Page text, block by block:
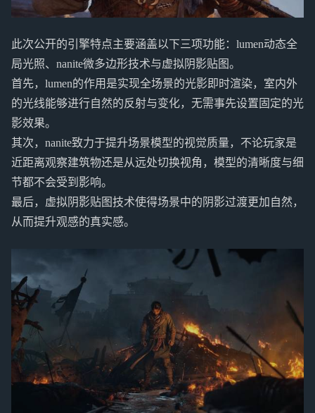
此次公开的引擎特点主要涵盖以下三项功能：lumen动态全
局光照、nanite微多边形技术与虚拟阴影贴图。
首先，lumen的作用是实现全场景的光影即时渲染，室内外
的光线能够进行自然的反射与变化，无需事先设置固定的光
影效果。
其次，nanite致力于提升场景模型的视觉质量，不论玩家是
近距离观察建筑物还是从远处切换视角，模型的清晰度与细
节都不会受到影响。
最后，虚拟阴影贴图技术使得场景中的阴影过渡更加自然，
从而提升观感的真实感。